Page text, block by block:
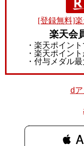
[登録無料]
楽天会
・楽天ポイン
・楽天ポイン
・付与メダル
d
